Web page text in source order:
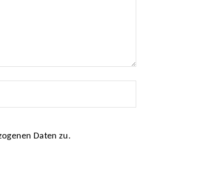
Daten zu.